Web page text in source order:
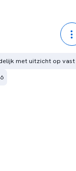
met uitzicht op vast